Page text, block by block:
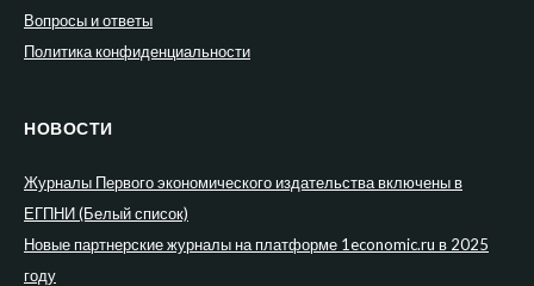
Вопросы и ответы
Политика конфиденциальности
НОВОСТИ
Журналы Первого экономического издательства включены в
ЕГПНИ (Белый список)
Новые партнерские журналы на платформе 1economic.ru в 2025
году